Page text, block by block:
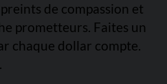
de compassion et
prometteurs. Faites un
chaque dollar compte.